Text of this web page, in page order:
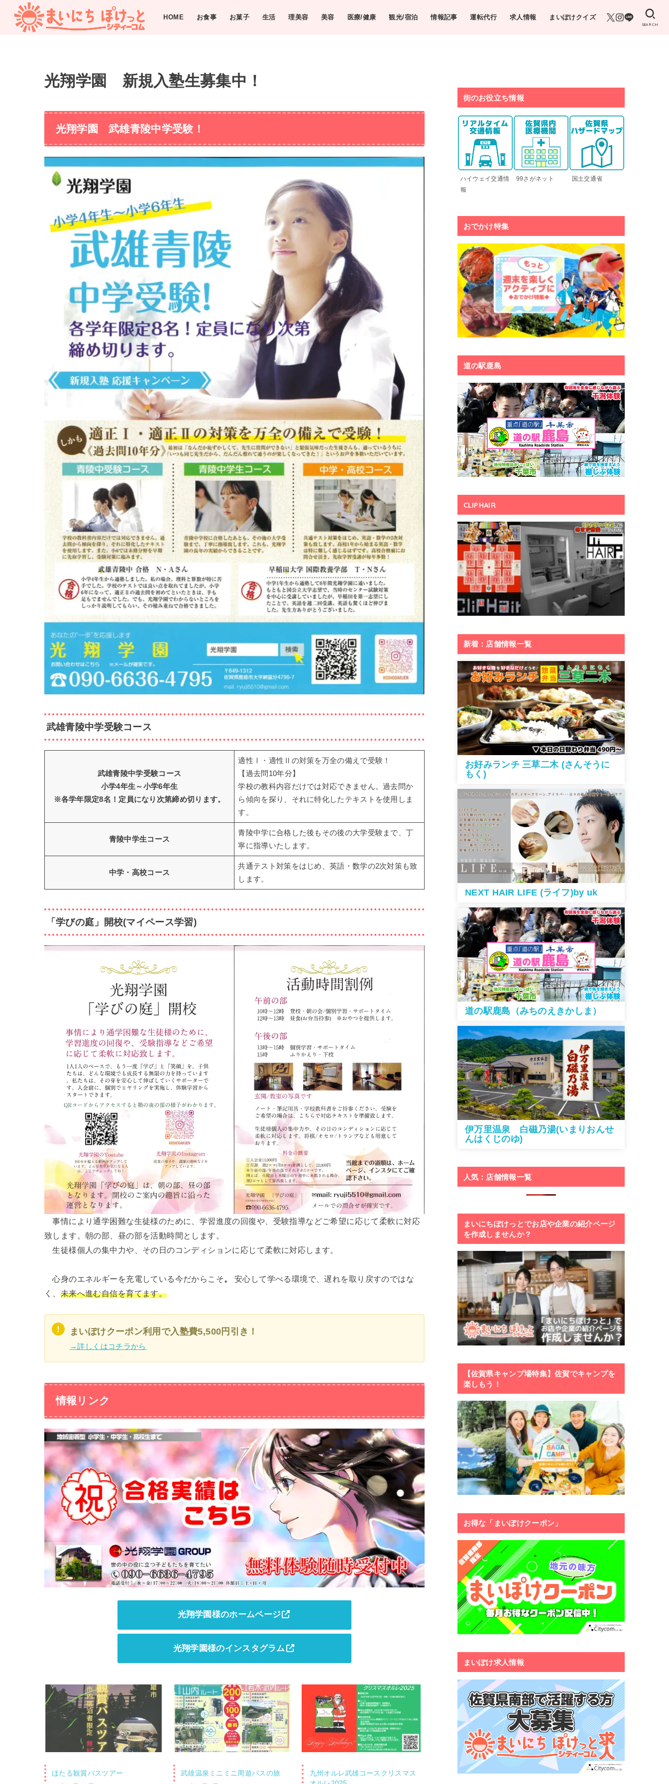
HOME お食事 お菓子 生活 理美容 美容 医療/健康 観光/宿泊 情報記事 運転代行 求人情報 まいぽけクイズ
SEARCH
光翔学園 新規入塾生募集中！
光翔学園 武雄青陵中学受験！
武雄青陵中学受験コース
武雄青陵中学受験コース
小学4年生～小学6年生
※各学年限定8名！定員になり次第締め切ります。
適性Ⅰ・適性Ⅱの対策を万全の備えで受験！
【過去問10年分】
学校の教科内容だけでは対応できません。過去問か
ら傾向を探り、それに特化したテキストを使用しま
す。
青陵中学生コース
青陵中学に合格した後もその後の大学受験まで、丁
寧に指導いたします。
中学・高校コース
共通テスト対策をはじめ、英語・数学の2次対策も致
します。
「学びの庭」開校(マイペース学習)
事情により通学困難な生徒様のために、学習進度の回復や、受験指導などご希望に応じて柔軟に対応
致します。朝の部、昼の部を活動時間とします。
生徒様個人の集中力や、その日のコンディションに応じて柔軟に対応します。
心身のエネルギーを充電している今だからこそ。
安心して学べる環境で、遅れを取り戻すのではな
く、 未来へ進む自信を育てます。
まいぽけクーポン利用で入塾費5,500円引き！
→詳しくはコチラから
情報リンク
光翔学園様のホームページ
光翔学園様のインスタグラム
ほたる観賞バスツアー
武雄温泉ミニミニ周遊バスの旅
九州オルレ武雄コースクリスマス
街のお役立ち情報
ハイウェイ交通情
報
99さがネット 国土交通省
おでかけ特集
道の駅鹿島
CLIPHAIR
新着：店舗情報一覧
お好みランチ 三草二木 (さんそうに
もく)
NEXT HAIR LIFE (ライフ)by uk
道の駅鹿島（みちのえきかしま）
伊万里温泉 白磁乃湯(いまりおんせ
んはくじのゆ)
人気：店舗情報一覧
まいにちぽけっとでお店や企業の紹介ページ
を作成しませんか？
【佐賀県キャンプ場特集】佐賀でキャンプを
楽しもう！
お得な「まいぽけクーポン」
まいぽけ求人情報